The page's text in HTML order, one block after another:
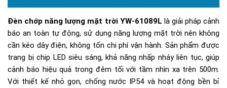
Đèn chớp năng lượng mặt trời YW-61089L là giải pháp cảnh
báo an toàn tự động, sử dụng năng lượng mặt trời nên không
cần kéo dây điện, không tốn chi phí vận hành. Sản phẩm được
trang bị chip LED siêu sáng, khả năng nhấp nháy liên tục, giúp
cảnh báo hiệu quả trong đêm tối với tầm nhìn xa trên 500m.
Với thiết kế nhỏ gọn, chống nước IP54 và hoạt động bền bỉ